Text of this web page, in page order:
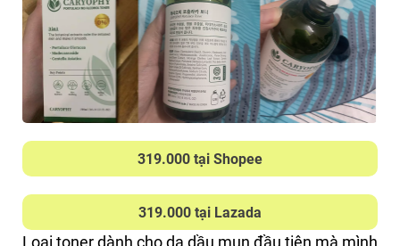
319.000 tại Shopee
319.000 tại Lazada